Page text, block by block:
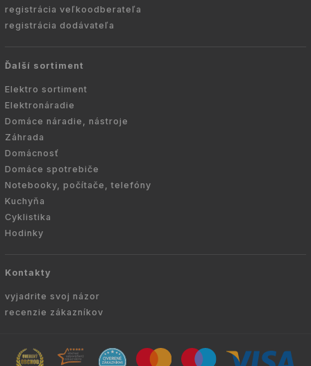
registrácia veľkoodberateľa
registrácia dodávateľa
Ďalší sortiment
Elektro sortiment
Elektronáradie
Domáce náradie, nástroje
Záhrada
Domácnosť
Domáce spotrebiče
Notebooky, počítače, telefóny
Kuchyňa
Cyklistika
Hodinky
Kontakty
vyjadrite svoj názor
recenzie zákazníkov